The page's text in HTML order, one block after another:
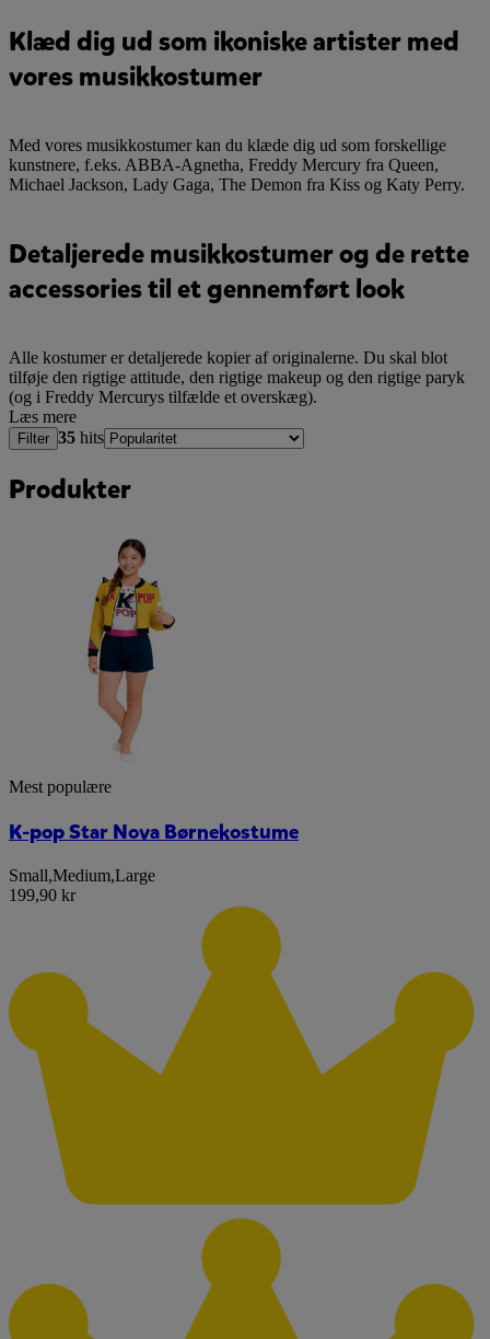
Klæd dig ud som ikoniske artister med
vores musikkostumer
Med vores musikkostumer kan du klæde dig ud som forskellige
kunstnere, f.eks. ABBA-Agnetha, Freddy Mercury fra Queen,
Michael Jackson, Lady Gaga, The Demon fra Kiss og Katy Perry.
Detaljerede musikkostumer og de rette
accessories til et gennemført look
Alle kostumer er detaljerede kopier af originalerne. Du skal blot
tilføje den rigtige attitude, den rigtige makeup og den rigtige paryk
(og i Freddy Mercurys tilfælde et overskæg).
Læs mere
Filter 35 hits
Produkter
Mest populære
K-pop Star Nova Børnekostume
Small,Medium,Large
199,90 kr